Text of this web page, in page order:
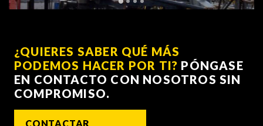
¿QUIERES SABER QUÉ MÁS
PODEMOS HACER POR TI? PÓNGASE
EN CONTACTO CON NOSOTROS SIN
COMPROMISO.
CONTACTAR